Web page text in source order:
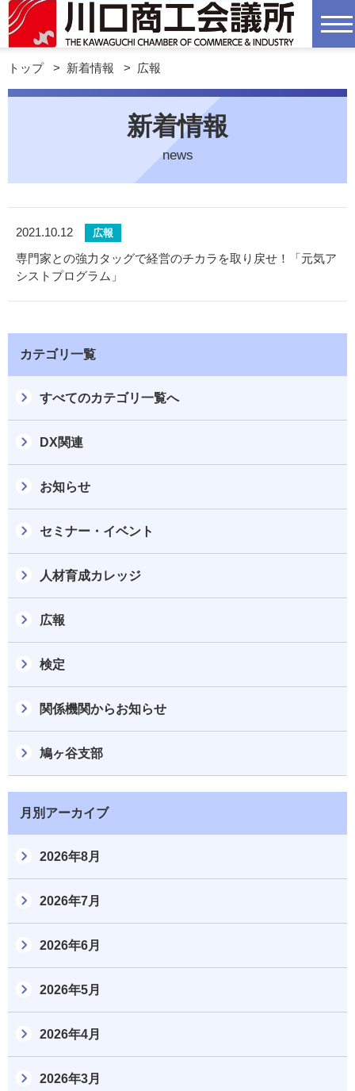
トップ> 新着情報 > 広報
新着情報
news
2021.10.12 広報
専門家との強力タッグで経営のチカラを取り戻せ！「元気ア
シストプログラム」
カテゴリ一覧
すべてのカテゴリ一覧へ
DX関連
お知らせ
セミナー・イベント
人材育成カレッジ
広報
検定
関係機関からお知らせ
鳩ヶ谷支部
月別アーカイブ
2026年8月
2026年7月
2026年6月
2026年5月
2026年4月
2026年3月